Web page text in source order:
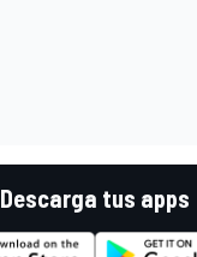
Descarga tus apps